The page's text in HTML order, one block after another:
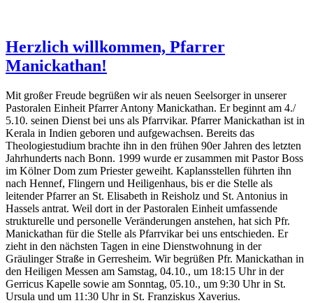
Herzlich willkommen, Pfarrer
Manickathan!
Mit großer Freude begrüßen wir als neuen Seelsorger in unserer
Pastoralen Einheit Pfarrer Antony Manickathan. Er beginnt am 4./
5.10. seinen Dienst bei uns als Pfarrvikar. Pfarrer Manickathan ist in
Kerala in Indien geboren und aufgewachsen. Bereits das
Theologiestudium brachte ihn in den frühen 90er Jahren des letzten
Jahrhunderts nach Bonn. 1999 wurde er zusammen mit Pastor Boss
im Kölner Dom zum Priester geweiht. Kaplansstellen führten ihn
nach Hennef, Flingern und Heiligenhaus, bis er die Stelle als
leitender Pfarrer an St. Elisabeth in Reisholz und St. Antonius in
Hassels antrat. Weil dort in der Pastoralen Einheit umfassende
strukturelle und personelle Veränderungen anstehen, hat sich Pfr.
Manickathan für die Stelle als Pfarrvikar bei uns entschieden. Er
zieht in den nächsten Tagen in eine Dienstwohnung in der
Gräulinger Straße in Gerresheim. Wir begrüßen Pfr. Manickathan in
den Heiligen Messen am Samstag, 04.10., um 18:15 Uhr in der
Gerricus Kapelle sowie am Sonntag, 05.10., um 9:30 Uhr in St.
Ursula und um 11:30 Uhr in St. Franziskus Xaverius.